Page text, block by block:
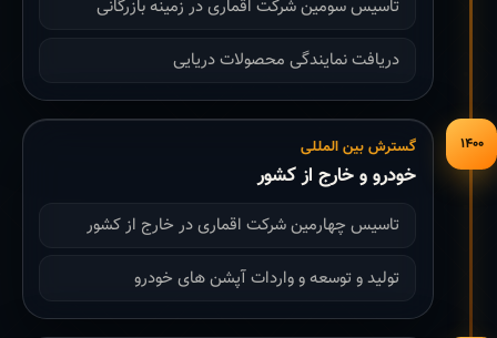
تاسیس سومین شرکت اقماری در زمینه بازرگانی
دریافت نمایندگی محصولات دریایی
۱۴۰۰ گسترش بین المللی
خودرو و خارج از کشور
تاسیس چهارمین شرکت اقماری در خارج از کشور
تولید و توسعه و واردات آپشن های خودرو